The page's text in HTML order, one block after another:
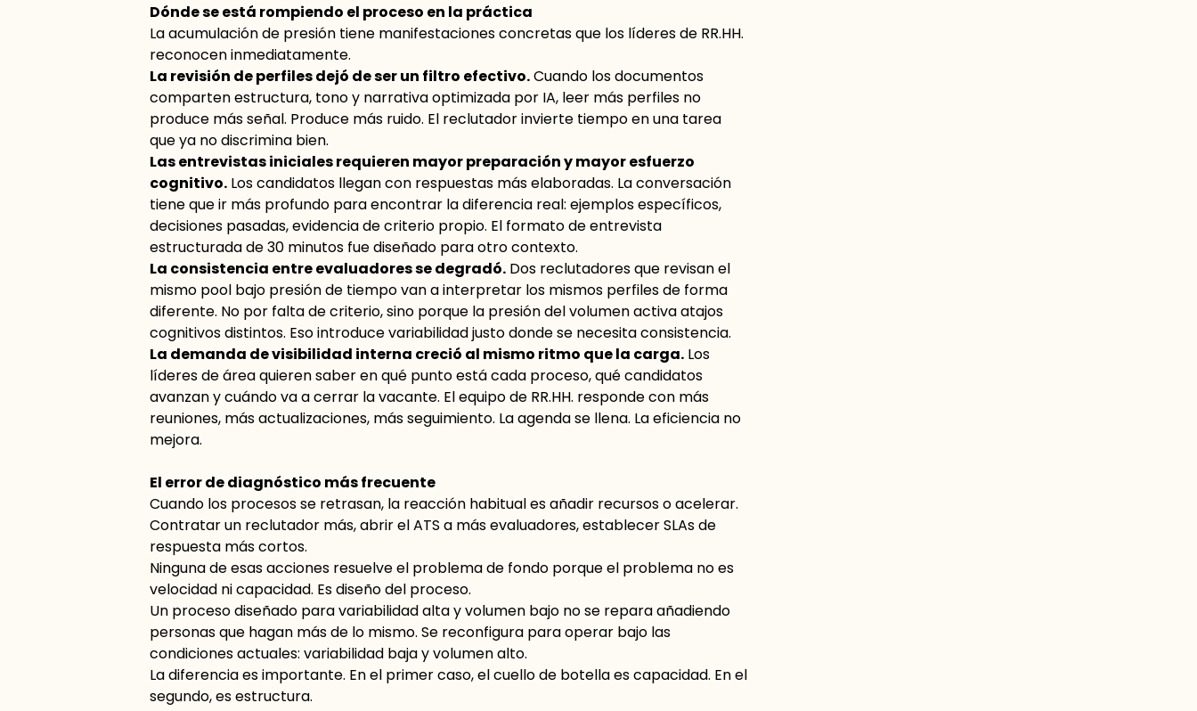
Dónde se está rompiendo el proceso en la práctica
La acumulación de presión tiene manifestaciones concretas que los líderes de RR.HH.
reconocen inmediatamente.
La revisión de perfiles dejó de ser un filtro efectivo.Cuando los documentos
comparten estructura, tono y narrativa optimizada por IA, leer más perfiles no
produce más señal. Produce más ruido. El reclutador invierte tiempo en una tarea
que ya no discrimina bien.
Las entrevistas iniciales requieren mayor preparación y mayor esfuerzo
cognitivo. Los candidatos llegan con respuestas más elaboradas. La conversación
tiene que ir más profundo para encontrar la diferencia real: ejemplos específicos,
decisiones pasadas, evidencia de criterio propio. El formato de entrevista
estructurada de 30 minutos fue diseñado para otro contexto.
La consistencia entre evaluadores se degradó. Dos reclutadores que revisan el
mismo pool bajo presión de tiempo van a interpretar los mismos perfiles de forma
diferente. No por falta de criterio, sino porque la presión del volumen activa atajos
cognitivos distintos. Eso introduce variabilidad justo donde se necesita consistencia.
La demanda de visibilidad interna creció al mismo ritmo que la carga. Los
líderes de área quieren saber en qué punto está cada proceso, qué candidatos
avanzan y cuándo va a cerrar la vacante. El equipo de RR.HH. responde con más
reuniones, más actualizaciones, más seguimiento. La agenda se llena. La eficiencia no
mejora.
El error de diagnóstico más frecuente
Cuando los procesos se retrasan, la reacción habitual es añadir recursos o acelerar.
Contratar un reclutador más, abrir el ATS a más evaluadores, establecer SLAs de
respuesta más cortos.
Ninguna de esas acciones resuelve el problema de fondo porque el problema no es
velocidad ni capacidad. Es diseño del proceso.
Un proceso diseñado para variabilidad alta y volumen bajo no se repara añadiendo
personas que hagan más de lo mismo. Se reconfigura para operar bajo las
condiciones actuales: variabilidad baja y volumen alto.
La diferencia es importante. En el primer caso, el cuello de botella es capacidad. En el
segundo, es estructura.